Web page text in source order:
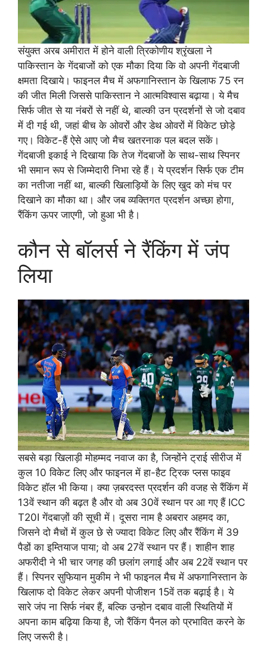
संयुक्त अरब अमीरात में होने वाली त्रिकोणीय श्रृंखला ने
पाकिस्तान के गेंदबाजों को एक मौका दिया कि वो अपनी गेंदबाजी
क्षमता दिखाये। फाइनल मैच में अफगानिस्तान के खिलाफ 75 रन
की जीत मिली जिससे पाकिस्तान ने आत्मविश्वास बढ़ाया। ये मैच
सिर्फ जीत से या नंबरों से नहीं थे, बाल्की उन प्रदर्शनों से जो दबाव
में दी गई थी, जहां बीच के ओवरों और डेथ ओवरों में विकेट छोड़े
गए। विकेट-हैं ऐसे आए जो मैच खतरनाक पल बदल सकें।
गेंदबाजी इकाई ने दिखाया कि तेज गेंदबाजों के साथ-साथ स्पिनर
भी समान रूप से जिम्मेदारी निभा रहे हैं। ये प्रदर्शन सिर्फ एक टीम
का नतीजा नहीं था, बाल्की खिलाड़ियों के लिए खुद को मंच पर
दिखाने का मौका था। और जब व्यक्तिगत प्रदर्शन अच्छा होगा,
रैंकिंग ऊपर जाएगी, जो हुआ भी है।
कौन से बॉलर्स ने रैंकिंग में जंप
लिया
सबसे बड़ा खिलाड़ी मोहम्मद नवाज का है, जिन्होंने ट्राई सीरीज में
कुल 10 विकेट लिए और फाइनल में हा-हैट ट्रिक प्लस फाइव
विकेट हॉल भी किया। क्या ज़बरदस्त प्रदर्शन की वजह से रैंकिंग में
13वें स्थान की बढ़त है और वो अब 30वें स्थान पर आ गए हैं ICC
T20I गेंदबाज़ों की सूची में। दूसरा नाम है अबरार अहमद का,
जिसने दो मैचों में कुल छे से ज्यादा विकेट लिए और रैंकिंग में 39
पैडों का इम्तियाज पाया; वो अब 27वें स्थान पर हैं। शाहीन शाह
अफरीदी ने भी चार जगह की छलांग लगाई और अब 22वें स्थान पर
हैं। स्पिनर सुफियान मुकीम ने भी फाइनल मैच में अफगानिस्तान के
खिलाफ दो विकेट लेकर अपनी पोजीशन 15वें तक बढ़ाई है। ये
सारे जंप ना सिर्फ नंबर हैं, बल्कि उन्होन दबाव वाली स्थितियों में
अपना काम बढ़िया किया है, जो रैंकिंग पैनल को प्रभावित करने के
लिए जरूरी है।